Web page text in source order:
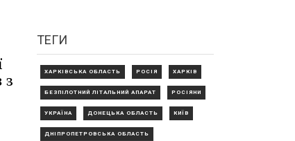
з
ТЕГИ
ХАРКІВСЬКА ОБЛАСТЬ РОСІЯ ХАРКІВ
БЕЗПІЛОТНИЙ ЛІТАЛЬНИЙ АПАРАТ РОСІЯНИ
УКРАЇНА ДОНЕЦЬКА ОБЛАСТЬ КИЇВ
ДНІПРОПЕТРОВСЬКА ОБЛАСТЬ